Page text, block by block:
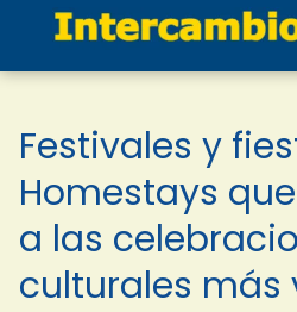
Festivales y
Homestays
a las
culturales más